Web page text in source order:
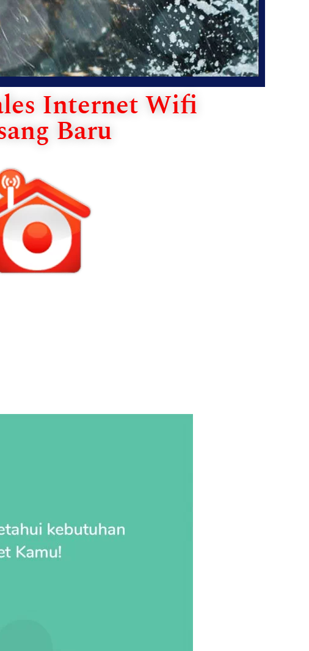
Internet Wifi
Baru